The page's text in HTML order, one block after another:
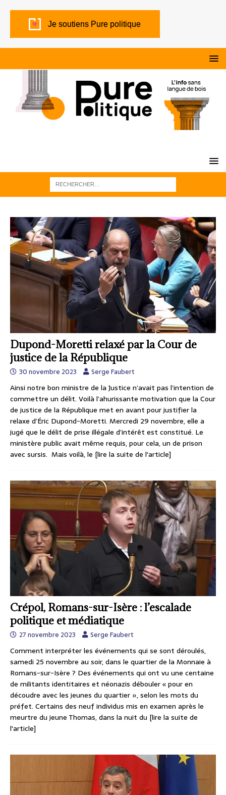
Je soutiens Pure politique
Dupond-Moretti relaxé par la Cour de
justice de la République
30 novembre 2023 Serge Faubert
Ainsi notre bon ministre de la Justice n’avait pas l’intention de
commettre un délit. Voilà l’ahurissante motivation que la Cour
de justice de la République met en avant pour justifier la
relaxe d’Éric Dupond-Moretti. Mercredi 29 novembre, elle a
jugé que le délit de prise illégale d’intérêt est constitué. Le
ministère public avait même requis, pour cela, un de prison
avec sursis. Mais voilà, le [lire la suite de l'article]
Crépol, Romans-sur-Isère : l’escalade
politique et médiatique
27 novembre 2023 Serge Faubert
Comment interpréter les événements qui se sont déroulés,
samedi 25 novembre au soir, dans le quartier de la Monnaie à
Romans-sur-Isère ? Des événements qui ont vu une centaine
de militants identitaires et néonazis débouler « pour en
découdre avec les jeunes du quartier », selon les mots du
préfet. Certains des neuf individus mis en examen après le
meurtre du jeune Thomas, dans la nuit du [lire la suite de
l'article]